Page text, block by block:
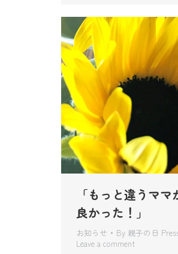
「もっと違うママ
良かった！」
お知らせ By 親子の日
Leave a comment